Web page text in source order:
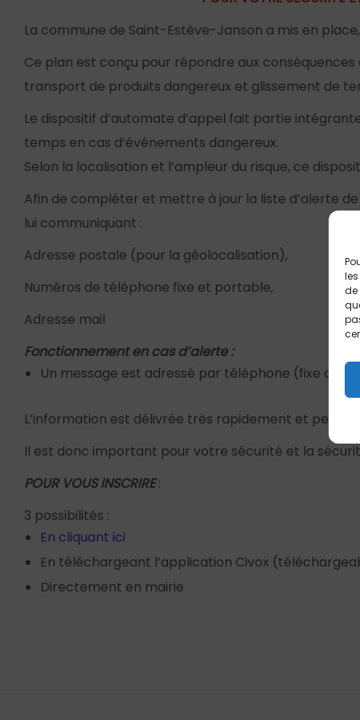
de
La commune de Saint-Estève-Janson a mis en
Ce plan est conçu pour répondre aux
transport de produits dangereux et glissement de
Le dispositif d’automate d’appel fait partie
temps en cas d’événements dangereux.
Selon la localisation et l’ampleur du risque, ce
Afin de compléter et mettre à jour la liste d’alerte
lui communiquant :
Adresse postale (pour la géolocalisation),
Numéros de téléphone fixe et portable,
Adresse mail
Fonctionnement en cas d’alerte :
Un message est adressé par téléphone (fixe ou
L’information est délivrée très rapidement et
Il est donc important pour votre sécurité et la
POUR VOUS INSCRIRE:
3 possibilités :
En cliquant ici
En téléchargeant l’application Civox
Directement en mairie